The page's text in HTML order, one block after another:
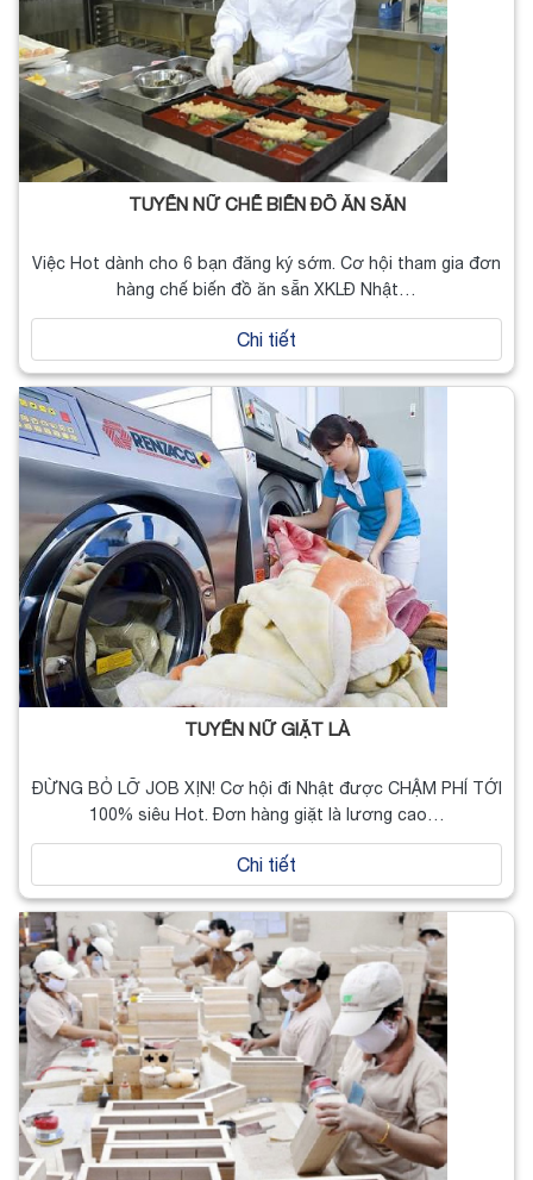
TUYỂN NỮ CHẾ BIẾN ĐỒ ĂN SẴN
Việc Hot dành cho 6 bạn đăng ký sớm. Cơ hội tham gia đơn
hàng chế biến đồ ăn sẵn XKLĐ Nhật…
Chi tiết
TUYỂN NỮ GIẶT LÀ
ĐỪNG BỎ LỠ JOB XỊN! Cơ hội đi Nhật được CHẬM PHÍ TỚI
100% siêu Hot. Đơn hàng giặt là lương cao…
Chi tiết